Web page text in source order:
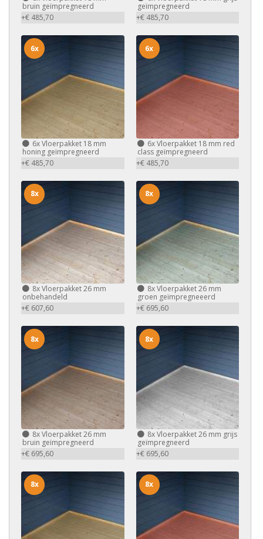
bruin geïmpregneerd
+€ 485,70
geïmpregneerd
+€ 485,70
6xVloerpakket 18 mm
honing geïmpregneerd
+€ 485,70
6x
6xVloerpakket 18 mm red
class geïmpregneerd
+€ 485,70
6x
8xVloerpakket 26 mm
onbehandeld
+€ 607,60
8x
8xVloerpakket 26 mm
groen geïmpregneeerd
+€ 695,60
8x
8xVloerpakket 26 mm
bruin geïmpregneerd
+€ 695,60
8x
8xVloerpakket 26 mm grijs
geïmpregneerd
+€ 695,60
8x
8x 8x